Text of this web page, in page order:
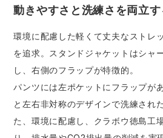
動きやすさと洗練さを両立
環境に配慮した軽くて丈夫なストレ
を追求。スタンドジャケットはシャ
し、右側のフラップが特徴的。
パンツには左ポケットにフラップが
と左右非対称のデザインで洗練され
た、環境に配慮し、クラボウ徳島工